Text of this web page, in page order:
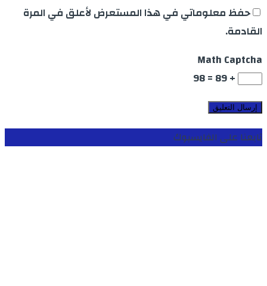
حفظ معلوماتي في هذا المستعرض لأعلق في المرة
القادمة.
Math Captcha
+ 89 = 98
تابعنا على الفايسبوك